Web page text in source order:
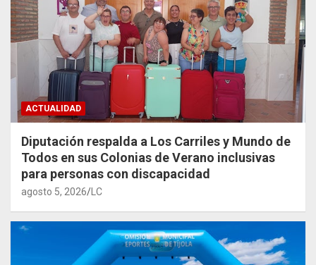
ACTUALIDAD
Diputación respalda a Los Carriles y Mundo de
Todos en sus Colonias de Verano inclusivas
para personas con discapacidad
agosto 5, 2026 LC